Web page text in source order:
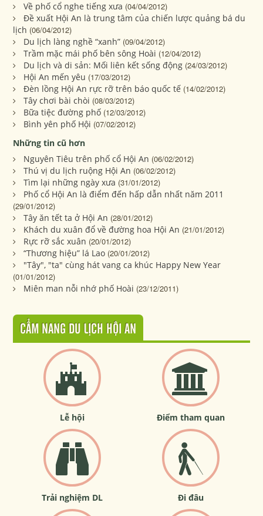
Về phố cổ nghe tiếng xưa (04/04/2012)
Đề xuất Hội An là trung tâm của chiến lược quảng bá du
lịch (06/04/2012)
Du lịch làng nghề “xanh” (09/04/2012)
Trầm mặc mái phố bên sông Hoài (12/04/2012)
Du lịch và di sản: Mối liên kết sống động (24/03/2012)
Hội An mến yêu (17/03/2012)
Đèn lồng Hội An rực rỡ trên báo quốc tế (14/02/2012)
Tây chơi bài chòi (08/03/2012)
Bữa tiệc đường phố (12/03/2012)
Bình yên phố Hội (07/02/2012)
Những tin cũ hơn
Nguyên Tiêu trên phố cổ Hội An (06/02/2012)
Thú vị du lịch ruộng Hội An (06/02/2012)
Tìm lại những ngày xưa (31/01/2012)
Phố cổ Hội An là điểm đến hấp dẫn nhất năm 2011
(29/01/2012)
Tây ăn tết ta ở Hội An (28/01/2012)
Khách du xuân đổ về đường hoa Hội An (21/01/2012)
Rực rỡ sắc xuân (20/01/2012)
“Thương hiệu” lá Lao (20/01/2012)
"Tây", "ta" cùng hát vang ca khúc Happy New Year
(01/01/2012)
Miên man nỗi nhớ phố Hoài (23/12/2011)
CẨM NANG DU LỊCH HỘI AN
Lễ hội Điểm tham quan
Trải nghiệm DL Đi đâu